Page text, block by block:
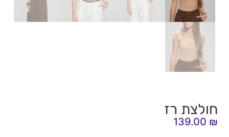
חולצת רז
139.00 ₪